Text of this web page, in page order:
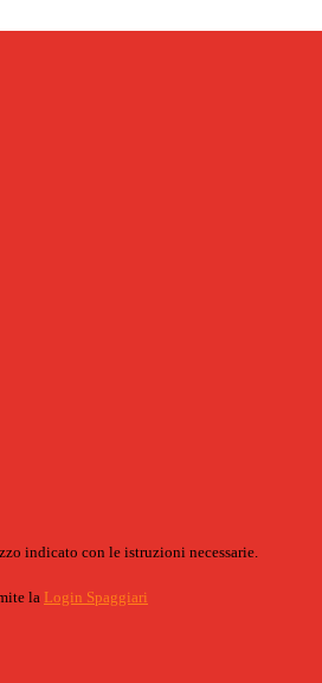
indicato con le istruzioni necessarie.
la Login Spaggiari